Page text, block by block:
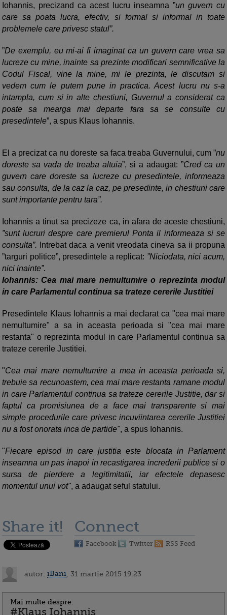
Iohannis, precizand ca acest lucru inseamna ”un guvern cu
care sa poata lucra, efectiv, si formal si informal in toate
problemele care privesc statul”.
”De exemplu, eu mi-ai fi imaginat ca un guvern care vrea sa
lucreze cu mine, inainte sa prezinte modificari semnificative la
Codul Fiscal, vine la mine, mi le prezinta, le discutam si
vedem cum le putem pune in practica. Acest lucru nu s-a
intampla, cum si in alte chestiuni, Guvernul a considerat ca
poate sa mearga mai departe fara sa se consulte cu
presedintele”, a spus Klaus Iohannis.
El a precizat ca nu doreste sa faca treaba Guvernului, cum ”nu
doreste sa vada de treaba altuia”, si a adaugat: ”Cred ca un
guvern care doreste sa lucreze cu presedintele, informeaza
sau consulta, de la caz la caz, pe presedinte, in chestiuni care
sunt importante pentru tara”.
Iohannis a tinut sa precizeze ca, in afara de aceste chestiuni,
”sunt lucruri despre care premierul Ponta il informeaza si se
consulta”. Intrebat daca a venit vreodata cineva sa ii propuna
”targuri politice”, presedintele a replicat: ”Niciodata, nici acum,
nici inainte”.
Iohannis: Cea mai mare nemultumire o reprezinta modul
in care Parlamentul continua sa trateze cererile Justitiei
Presedintele Klaus Iohannis a mai declarat ca "cea mai mare
nemultumire" a sa in aceasta perioada si "cea mai mare
restanta" o reprezinta modul in care Parlamentul continua sa
trateze cererile Justitiei.
"Cea mai mare nemultumire a mea in aceasta perioada si,
trebuie sa recunoastem, cea mai mare restanta ramane modul
in care Parlamentul continua sa trateze cererile Justitie, dar si
faptul ca promisiunea de a face mai transparente si mai
simple procedurile care privesc incuviintarea cererile Justitiei
nu a fost onorata inca de partide", a spus Iohannis.
"Fiecare episod in care justitia este blocata in Parlament
inseamna un pas inapoi in recastigarea increderii publice si o
sursa de pierdere a legitimitatii, iar efectele depasesc
momentul unui vot", a adaugat seful statului.
Share it! Connect
Facebook Twitter RSS Feed
autor: iBani , 31 martie 2015 19:23
Mai multe despre:
#Klaus Iohannis